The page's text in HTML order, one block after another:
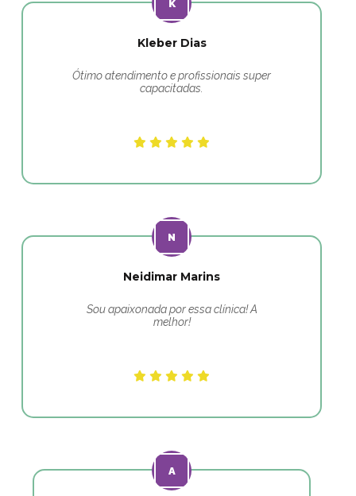
Kleber Dias
Ótimo atendimento e profissionais super
capacitadas.
Neidimar Marins
Sou apaixonada por essa clínica! A
melhor!